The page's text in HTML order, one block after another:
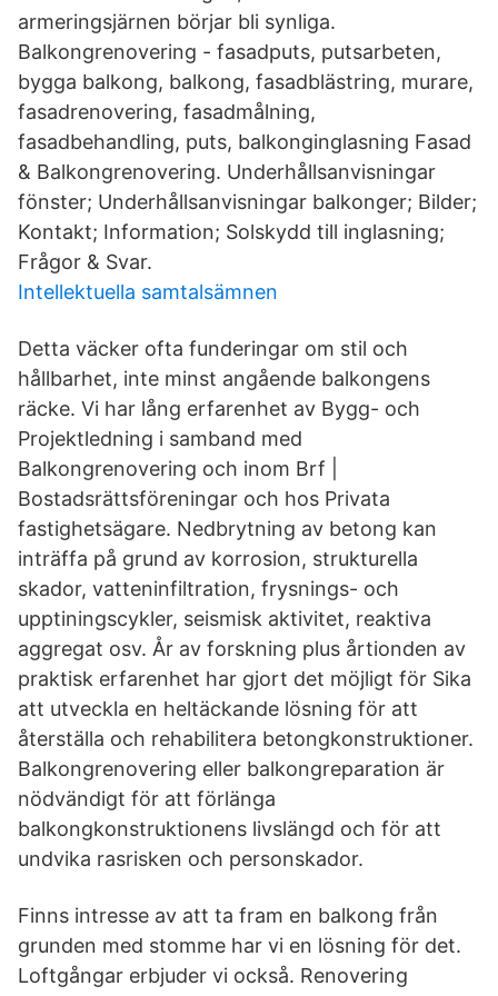
armeringsjärnen börjar bli synliga.
Balkongrenovering - fasadputs, putsarbeten,
bygga balkong, balkong, fasadblästring, murare,
fasadrenovering, fasadmålning,
fasadbehandling, puts, balkonginglasning Fasad
& Balkongrenovering. Underhållsanvisningar
fönster; Underhållsanvisningar balkonger; Bilder;
Kontakt; Information; Solskydd till inglasning;
Frågor & Svar.
Intellektuella samtalsämnen
Detta väcker ofta funderingar om stil och
hållbarhet, inte minst angående balkongens
räcke. Vi har lång erfarenhet av Bygg- och
Projektledning i samband med
Balkongrenovering och inom Brf |
Bostadsrättsföreningar och hos Privata
fastighetsägare. Nedbrytning av betong kan
inträffa på grund av korrosion, strukturella
skador, vatteninfiltration, frysnings- och
upptiningscykler, seismisk aktivitet, reaktiva
aggregat osv. År av forskning plus årtionden av
praktisk erfarenhet har gjort det möjligt för Sika
att utveckla en heltäckande lösning för att
återställa och rehabilitera betongkonstruktioner.
Balkongrenovering eller balkongreparation är
nödvändigt för att förlänga
balkongkonstruktionens livslängd och för att
undvika rasrisken och personskador.
Finns intresse av att ta fram en balkong från
grunden med stomme har vi en lösning för det.
Loftgångar erbjuder vi också. Renovering